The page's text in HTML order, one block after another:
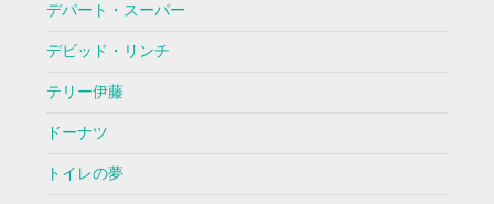
デパート・スーパー
デビッド・リンチ
テリー伊藤
ドーナツ
トイレの夢